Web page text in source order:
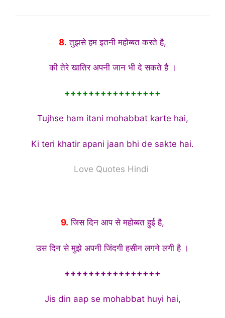
8. तुझसे हम इतनी महोब्बत करते है,
की तेरे खातिर अपनी जान भी दे सकते है ।
++++++++++++++++
Tujhse ham itani mohabbat karte hai,
Ki teri khatir apani jaan bhi de sakte hai.
Love Quotes Hindi
9. जिस दिन आप से महोब्बत हुई है,
उस दिन से मुझे अपनी जिंदगी हसीन लगने लगी है ।
++++++++++++++++
Jis din aap se mohabbat huyi hai,